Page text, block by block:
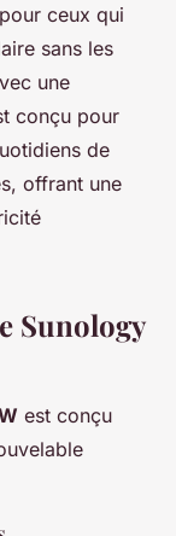
ceux qui
sans les
une
conçu pour
de
offrant une
Sunology
est conçu